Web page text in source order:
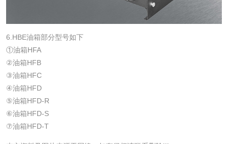
6.HBE油箱部分型号如下
①油箱HFA
②油箱HFB
③油箱HFC
④油箱HFD
⑤油箱HFD-R
⑥油箱HFD-S
⑦油箱HFD-T